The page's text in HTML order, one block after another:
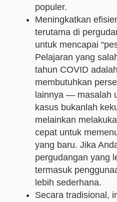
populer.
Meningkatkan
terutama di
untuk mencapai
Pelajaran yang
tahun COVID
membutuhkan
lainnya — masalah
kasus bukanlah
melainkan
cepat untuk
yang baru. Jika
pergudangan yang
termasuk
lebih sederhana.
Secara tradisional,